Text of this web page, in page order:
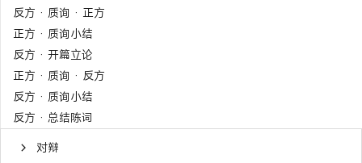
反方 · 质询 · 正方
正方 · 质询小结
反方 · 开篇立论
正方 · 质询 · 反方
反方 · 质询小结
反方 · 总结陈词
对辩